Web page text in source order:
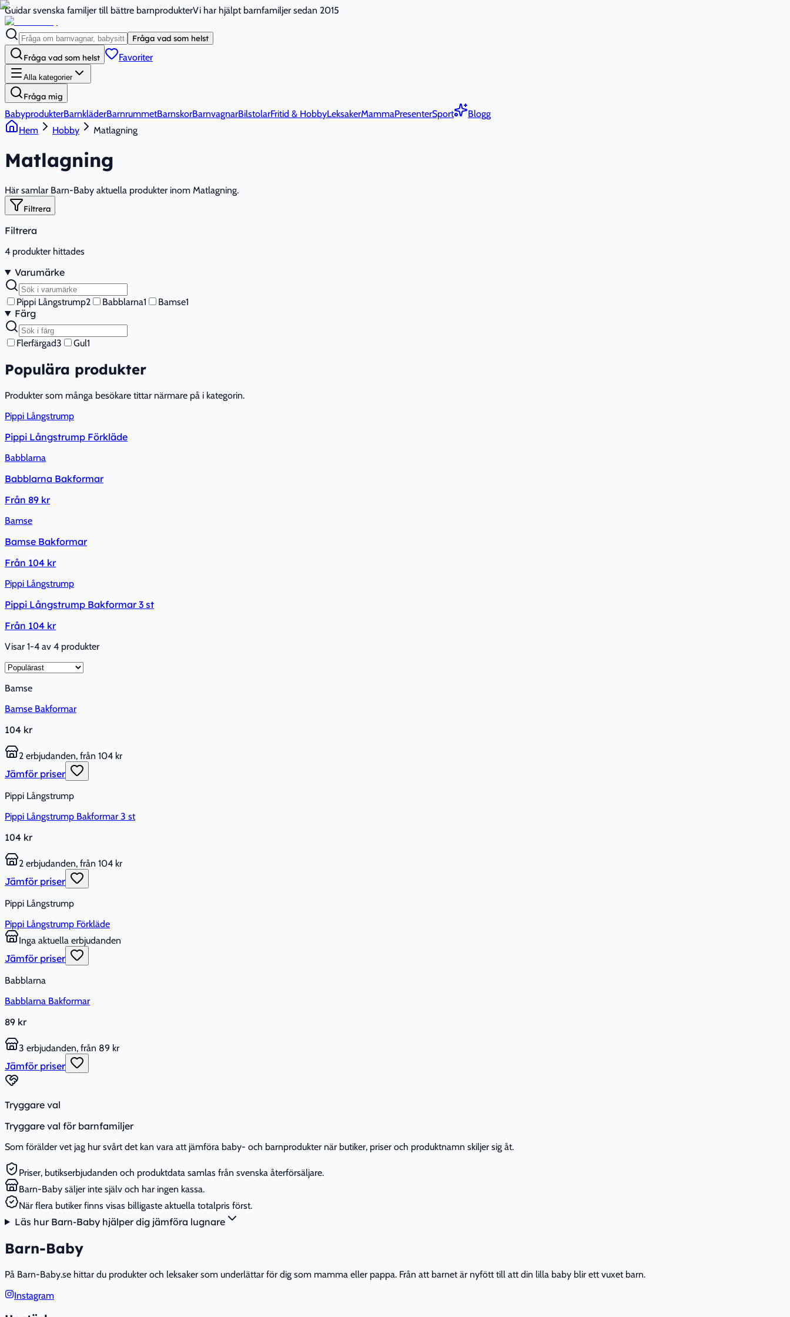
Guidar svenska familjer till bättre barnprodukterVi har hjälpt barnfamiljer sedan 2015
Fråga vad som helst
Fråga vad som helst Favoriter
Alla kategorier
Fråga mig
BabyprodukterBarnkläderBarnrummetBarnskorBarnvagnarBilstolarFritid & HobbyLeksakerMammaPresenterSport
Blogg
Hem
Hobby Matlagning
Matlagning
Här samlar Barn-Baby aktuella produkter inom Matlagning.
Filtrera
Filtrera
4 produkter hittades
Varumärke
Pippi Långstrump2 Babblarna1 Bamse1
Färg
Flerfärgad3 Gul1
Populära produkter
Produkter som många besökare tittar närmare på i kategorin.
Pippi Långstrump
Pippi Långstrump Förkläde
Babblarna
Babblarna Bakformar
Från 89 kr
Bamse
Bamse Bakformar
Från 104 kr
Pippi Långstrump
Pippi Långstrump Bakformar 3 st
Från 104 kr
Visar 1-4 av 4 produkter
Bamse
Bamse Bakformar
104 kr
2 erbjudanden, från 104 kr
Jämför priser
Pippi Långstrump
Pippi Långstrump Bakformar 3 st
104 kr
2 erbjudanden, från 104 kr
Jämför priser
Pippi Långstrump
Pippi Långstrump Förkläde
Inga aktuella erbjudanden
Jämför priser
Babblarna
Babblarna Bakformar
89 kr
3 erbjudanden, från 89 kr
Jämför priser
Tryggare val
Tryggare val för barnfamiljer
Som förälder vet jag hur svårt det kan vara att jämföra baby- och barnprodukter när butiker, priser och produktnamn skiljer sig åt.
Priser, butikserbjudanden och produktdata samlas från svenska återförsäljare.
Barn-Baby säljer inte själv och har ingen kassa.
När flera butiker finns visas billigaste aktuella totalpris först.
Läs hur Barn-Baby hjälper dig jämföra lugnare
Barn-Baby
På Barn-Baby.se hittar du produkter och leksaker som underlättar för dig som mamma eller pappa. Från att barnet är nyfött till att din lilla baby blir ett vuxet barn.
Instagram